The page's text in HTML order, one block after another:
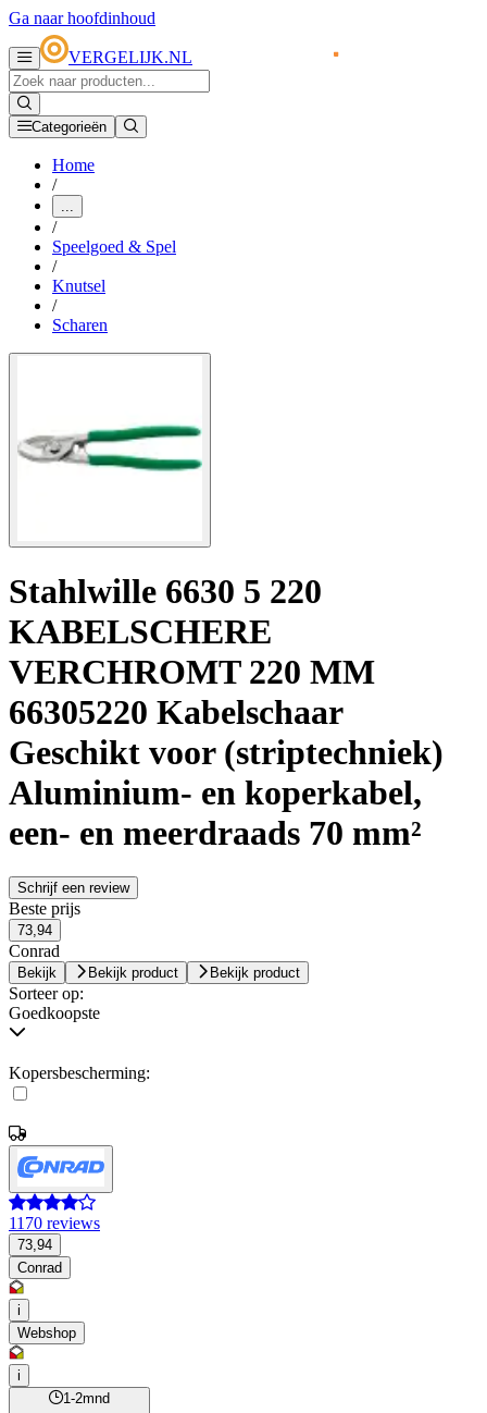
Ga naar hoofdinhoud
VERGELIJK.NL
Categorieën
Home
/
...
/
Speelgoed & Spel
/
Knutsel
/
Scharen
Stahlwille 6630 5 220
KABELSCHERE
VERCHROMT 220 MM
66305220 Kabelschaar
Geschikt voor (striptechniek)
Aluminium- en koperkabel,
een- en meerdraads 70 mm²
Schrijf een review
Beste prijs
73,94
Conrad
Bekijk Bekijk product Bekijk product
Sorteer op:
Goedkoopste
Kopersbescherming:
1170 reviews
73,94
Conrad
i
Webshop
i
1-2mnd